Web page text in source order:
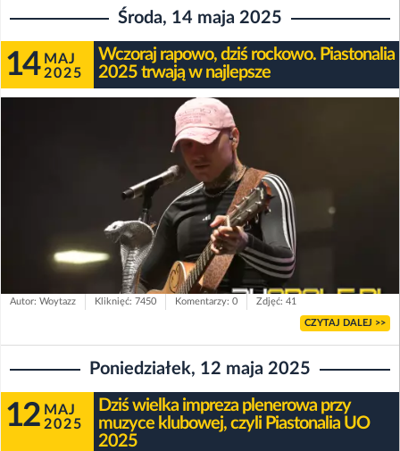
Środa, 14 maja 2025
14 MAJ
2025
Wczoraj rapowo, dziś rockowo. Piastonalia
2025 trwają w najlepsze
Autor: Woytazz Kliknięć: 7450 Komentarzy: 0 Zdjęć: 41
CZYTAJ DALEJ >>
Poniedziałek, 12 maja 2025
12 MAJ
2025
Dziś wielka impreza plenerowa przy
muzyce klubowej, czyli Piastonalia UO
2025